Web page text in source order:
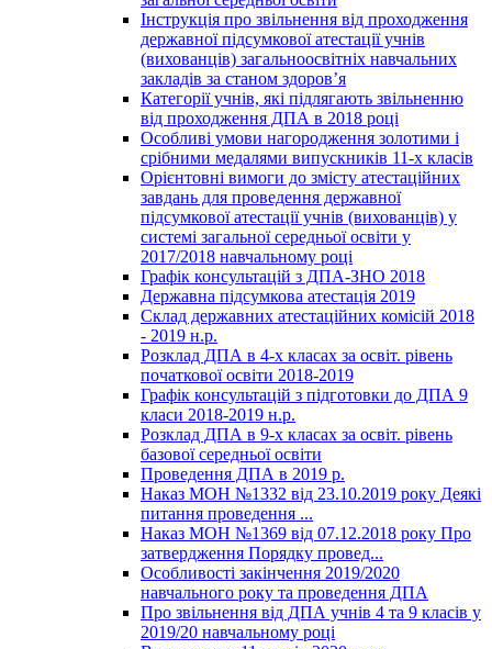
Інструкція про звільнення від проходження
державної підсумкової атестації учнів
(вихованців) загальноосвітніх навчальних
закладів за станом здоров’я
Категорії учнів, які підлягають звільненню
від проходження ДПА в 2018 році
Особливі умови нагородження золотими і
срібними медалями випускників 11-х класів
Орієнтовні вимоги до змісту атестаційних
завдань для проведення державної
підсумкової атестації учнів (вихованців) у
системі загальної середньої освіти у
2017/2018 навчальному році
Графік консультацій з ДПА-ЗНО 2018
Державна підсумкова атестація 2019
Склад державних атестаційних комісій 2018
- 2019 н.р.
Розклад ДПА в 4-х класах за освіт. рівень
початкової освіти 2018-2019
Графік консультацій з підготовки до ДПА 9
класи 2018-2019 н.р.
Розклад ДПА в 9-х класах за освіт. рівень
базової середньої освіти
Проведення ДПА в 2019 р.
Наказ МОН №1332 від 23.10.2019 року Деякі
питання проведення ...
Наказ МОН №1369 від 07.12.2018 року Про
затвердження Порядку провед...
Особливості закінчення 2019/2020
навчального року та проведення ДПА
Про звільнення від ДПА учнів 4 та 9 класів у
2019/20 навчальному році